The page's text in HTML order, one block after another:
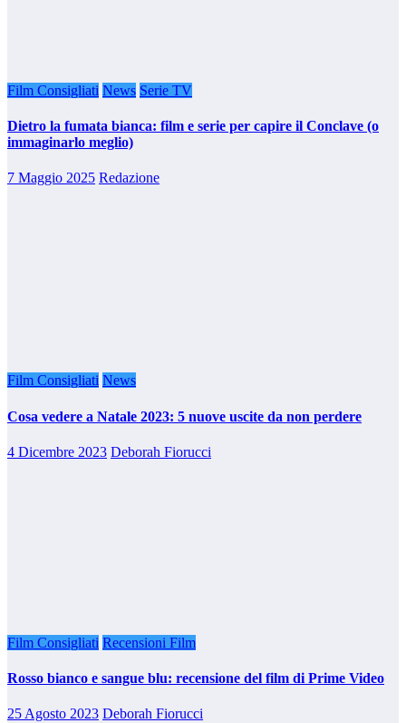
Film Consigliati News Serie TV
Dietro la fumata bianca: film e serie per capire il Conclave (o
immaginarlo meglio)
7 Maggio 2025 Redazione
Film Consigliati News
Cosa vedere a Natale 2023: 5 nuove uscite da non perdere
4 Dicembre 2023 Deborah Fiorucci
Film Consigliati Recensioni Film
Rosso bianco e sangue blu: recensione del film di Prime Video
25 Agosto 2023 Deborah Fiorucci